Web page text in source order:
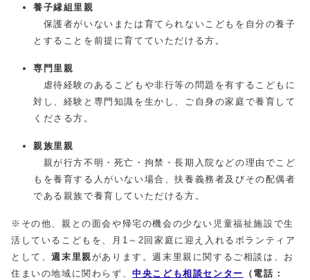
養子縁組里親
保護者がいないまたは育てられないこどもを自分の養子
とすることを前提に育てていただける方。
専門里親
虐待経験のあるこどもや非行等の問題を有するこどもに
対し、経験と専門知識を生かし、ご自身の家庭で養育して
くださる方。
親族里親
親が行方不明・死亡・拘禁・長期入院などの理由でこど
もを養育する人がいない場合、扶養義務者及びその配偶者
である親族で養育していただける方。
※その他、親との面会や帰宅の機会の少ない児童福祉施設で生
活しているこどもを、月1～2回家庭に迎え入れるボランティア
として、週末里親があります。週末里親に関するご相談は、お
住まいの地域に関わらず、中央こども相談センター
（電話：